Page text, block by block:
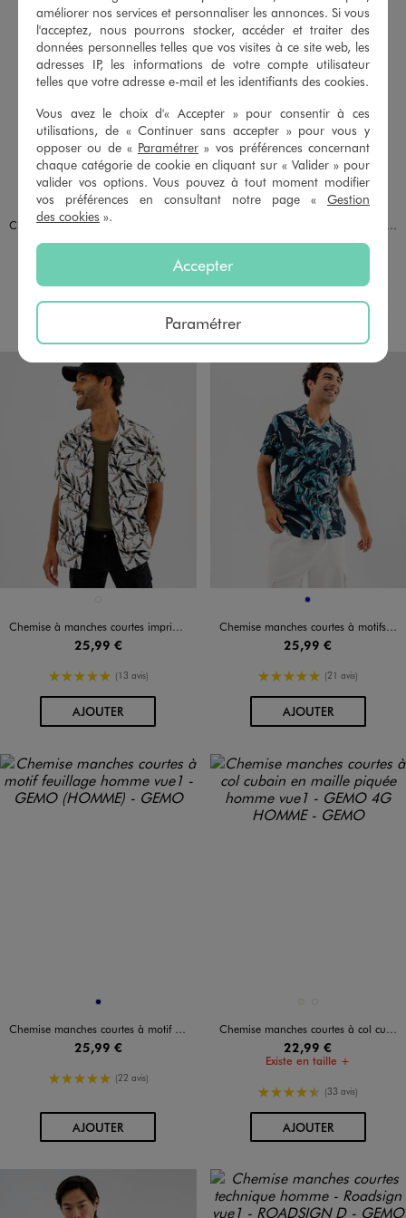
Disponible en 1 coloris
BEIGE
Chemise à manches courtes à motif feuillage avec col cubain homme
25,99 €
Disponible en 1 coloris
BLEU FONCE
25,99 €
AU PANIER
Chemise à manches courtes imprimée avec col cubain homme
25,99 €
5/5 de moyenne
(13 avis)
AJOUTERAU PANIER
Disponible en 1 coloris
BLEU FONCE
Chemise manches courtes à motifs fleuris homme
25,99 €
5/5 de moyenne
(21 avis)
AJOUTERAU PANIER
Disponible en 1 coloris
MARINE
Chemise manches courtes à motif feuillage homme
25,99 €
5/5 de moyenne
(22 avis)
AJOUTERAU PANIER
Chemise manches courtes à col cubain en maille piquée homme
22,99 €
Existe en taille +
4.5/5 de moyenne
(33 avis)
AJOUTERAU PANIER
améliorer nos services et personnaliser les annonces. Si vous
l'acceptez, nous pourrons stocker, accéder et traiter des
données personnelles telles que vos visites à ce site web, les
adresses IP, les informations de votre compte utilisateur
telles que votre adresse e-mail et les identifiants des cookies.
Vous avez le choix d'« Accepter » pour consentir à ces
utilisations, de « Continuer sans accepter » pour vous y
opposer ou de « Paramétrer » vos préférences concernant
chaque catégorie de cookie en cliquant sur « Valider » pour
valider vos options. Vous pouvez à tout moment modifier
vos préférences en consultant notre page « Gestion
des cookies ».
Accepter
Paramétrer